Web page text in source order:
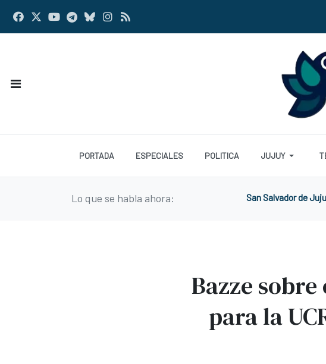
PORTADA ESPECIALES POLITICA JUJUY
Lo que se habla ahora: San Salvador de
Bazze
para la